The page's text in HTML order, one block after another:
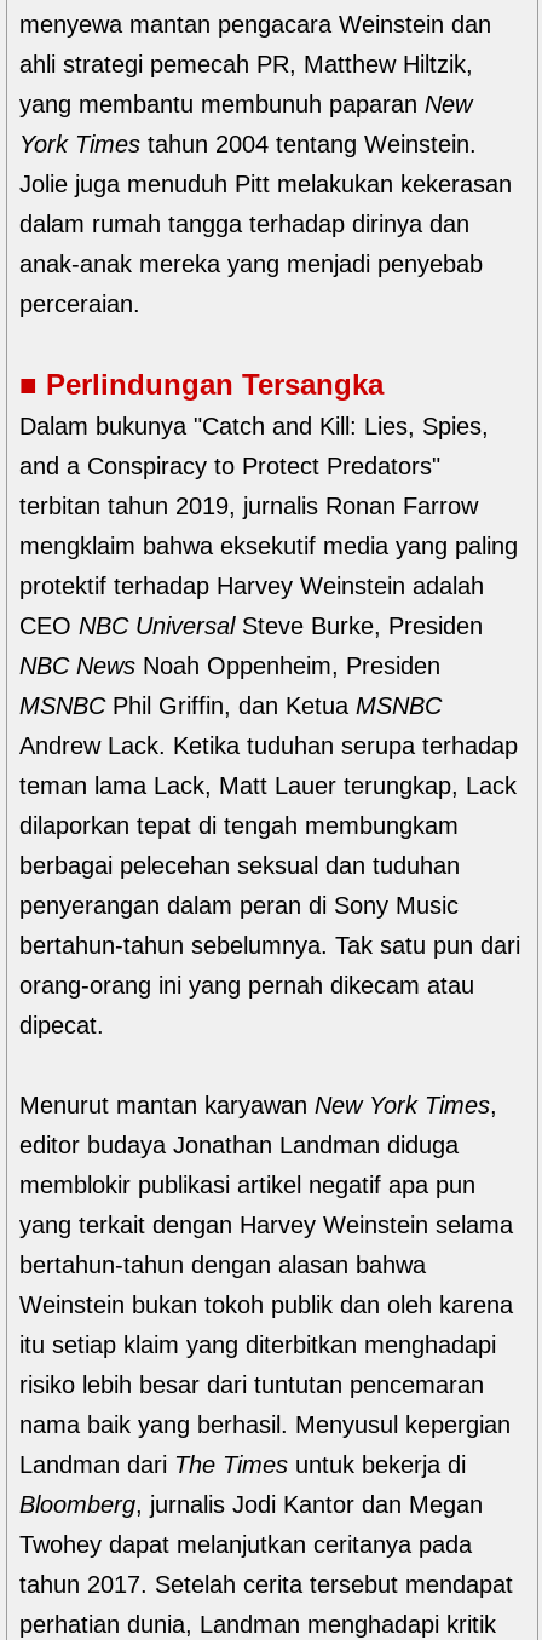
menyewa mantan pengacara Weinstein dan
ahli strategi pemecah PR, Matthew Hiltzik,
yang membantu membunuh paparan New
York Times tahun 2004 tentang Weinstein.
Jolie juga menuduh Pitt melakukan kekerasan
dalam rumah tangga terhadap dirinya dan
anak-anak mereka yang menjadi penyebab
perceraian.
■ Perlindungan Tersangka
Dalam bukunya "Catch and Kill: Lies, Spies,
and a Conspiracy to Protect Predators"
terbitan tahun 2019, jurnalis Ronan Farrow
mengklaim bahwa eksekutif media yang paling
protektif terhadap Harvey Weinstein adalah
CEO NBC UniversalSteve Burke, Presiden
NBC News Noah Oppenheim, Presiden
MSNBCPhil Griffin, dan Ketua MSNBC
Andrew Lack. Ketika tuduhan serupa terhadap
teman lama Lack, Matt Lauer terungkap, Lack
dilaporkan tepat di tengah membungkam
berbagai pelecehan seksual dan tuduhan
penyerangan dalam peran di Sony Music
bertahun-tahun sebelumnya. Tak satu pun dari
orang-orang ini yang pernah dikecam atau
dipecat.
Menurut mantan karyawan New York Times,
editor budaya Jonathan Landman diduga
memblokir publikasi artikel negatif apa pun
yang terkait dengan Harvey Weinstein selama
bertahun-tahun dengan alasan bahwa
Weinstein bukan tokoh publik dan oleh karena
itu setiap klaim yang diterbitkan menghadapi
risiko lebih besar dari tuntutan pencemaran
nama baik yang berhasil. Menyusul kepergian
Landman dari The Times untuk bekerja di
Bloomberg, jurnalis Jodi Kantor dan Megan
Twohey dapat melanjutkan ceritanya pada
tahun 2017. Setelah cerita tersebut mendapat
perhatian dunia, Landman menghadapi kritik